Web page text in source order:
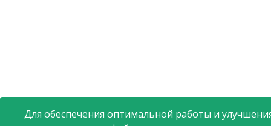
Для обеспечения оптимальной работы и